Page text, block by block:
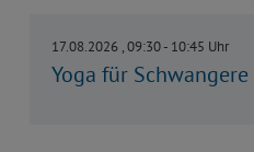
17.08.2026 , 09:30 - 10:45 Uhr
Yoga für